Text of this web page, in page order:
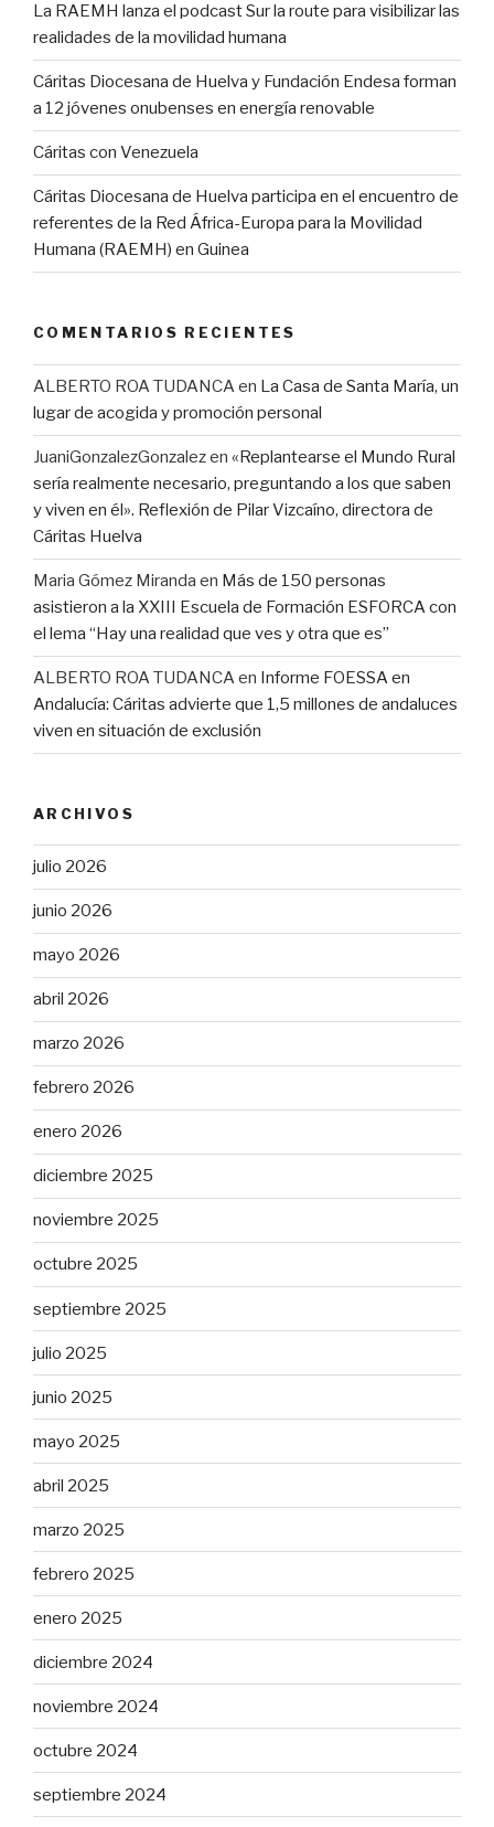
La RAEMH lanza el podcast Sur la route para visibilizar las
realidades de la movilidad humana
Cáritas Diocesana de Huelva y Fundación Endesa forman
a 12 jóvenes onubenses en energía renovable
Cáritas con Venezuela
Cáritas Diocesana de Huelva participa en el encuentro de
referentes de la Red África-Europa para la Movilidad
Humana (RAEMH) en Guinea
COMENTARIOS RECIENTES
ALBERTO ROA TUDANCAen La Casa de Santa María, un
lugar de acogida y promoción personal
JuaniGonzalezGonzalezen «Replantearse el Mundo Rural
sería realmente necesario, preguntando a los que saben
y viven en él». Reflexión de Pilar Vizcaíno, directora de
Cáritas Huelva
Maria Gómez Miranda en Más de 150 personas
asistieron a la XXIII Escuela de Formación ESFORCA con
el lema “Hay una realidad que ves y otra que es”
ALBERTO ROA TUDANCAen Informe FOESSA en
Andalucía: Cáritas advierte que 1,5 millones de andaluces
viven en situación de exclusión
ARCHIVOS
julio 2026
junio 2026
mayo 2026
abril 2026
marzo 2026
febrero 2026
enero 2026
diciembre 2025
noviembre 2025
octubre 2025
septiembre 2025
julio 2025
junio 2025
mayo 2025
abril 2025
marzo 2025
febrero 2025
enero 2025
diciembre 2024
noviembre 2024
octubre 2024
septiembre 2024